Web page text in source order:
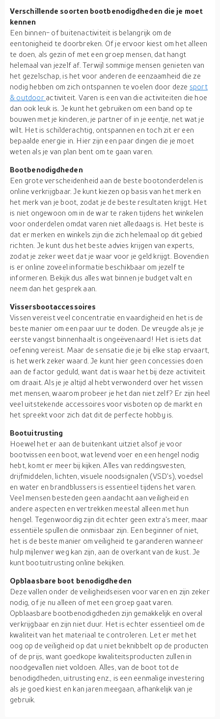
Verschillende soorten bootbenodigdheden die je moet
kennen
Een binnen- of buitenactiviteit is belangrijk om de
eentonigheid te doorbreken. Of je ervoor kiest om het alleen
te doen, als gezin of met een groep mensen, dat hangt
helemaal van jezelf af. Terwijl sommige mensen genieten van
het gezelschap, is het voor anderen de eenzaamheid die ze
nodig hebben om zich ontspannen te voelen door deze sport
& outdoor activiteit. Varen is een van die activiteiten die hoe
dan ook leuk is. Je kunt het gebruiken om een band op te
bouwen met je kinderen, je partner of in je eentje, net wat je
wilt. Het is schilderachtig, ontspannen en toch zit er een
bepaalde energie in. Hier zijn een paar dingen die je moet
weten als je van plan bent om te gaan varen.
Bootbenodigdheden
Een grote verscheidenheid aan de beste bootonderdelen is
online verkrijgbaar. Je kunt kiezen op basis van het merk en
het merk van je boot, zodat je de beste resultaten krijgt. Het
is niet ongewoon om in de war te raken tijdens het winkelen
voor onderdelen omdat varen niet alledaags is. Het beste is
dat er merken en winkels zijn die zich helemaal op dit gebied
richten. Je kunt dus het beste advies krijgen van experts,
zodat je zeker weet dat je waar voor je geld krijgt. Bovendien
is er online zoveel informatie beschikbaar om jezelf te
informeren. Bekijk dus alles wat binnen je budget valt en
neem dan het gesprek aan.
Vissersbootaccessoires
Vissen vereist veel concentratie en vaardigheid en het is de
beste manier om een paar uur te doden. De vreugde als je je
eerste vangst binnenhaalt is ongeëvenaard! Het is iets dat
oefening vereist. Maar de sensatie die je bij elke stap ervaart,
is het werk zeker waard. Je kunt hier geen concessies doen
aan de factor geduld, want dat is waar het bij deze activiteit
om draait. Als je je altijd al hebt verwonderd over het vissen
met mensen, waarom probeer je het dan niet zelf? Er zijn heel
veel uitstekende accessoires voor visboten op de markt en
het spreekt voor zich dat dit de perfecte hobby is.
Bootuitrusting
Hoewel het er aan de buitenkant uitziet alsof je voor
bootvissen een boot, wat levend voer en een hengel nodig
hebt, komt er meer bij kijken. Alles van reddingsvesten,
drijfmiddelen, lichten, visuele noodsignalen (VSD's), voedsel
en water en brandblussers is essentieel tijdens het varen.
Veel mensen besteden geen aandacht aan veiligheid en
andere aspecten en vertrekken meestal alleen met hun
hengel. Tegenwoordig zijn dit echter geen extra's meer, maar
essentiële spullen die onmisbaar zijn. Een beginner of niet,
het is de beste manier om veiligheid te garanderen wanneer
hulp mijlenver weg kan zijn, aan de overkant van de kust. Je
kunt bootuitrusting online bekijken.
Opblaasbare boot benodigdheden
Deze vallen onder de veiligheidseisen voor varen en zijn zeker
nodig, of je nu alleen of met een groep gaat varen.
Opblaasbare bootbenodigdheden zijn gemakkelijk en overal
verkrijgbaar en zijn niet duur. Het is echter essentieel om de
kwaliteit van het materiaal te controleren. Let er met het
oog op de veiligheid op dat u niet beknibbelt op de producten
of de prijs, want goedkope kwaliteitsproducten zullen in
noodgevallen niet voldoen. Alles, van de boot tot de
benodigdheden, uitrusting enz., is een eenmalige investering
als je goed kiest en kan jaren meegaan, afhankelijk van je
gebruik.